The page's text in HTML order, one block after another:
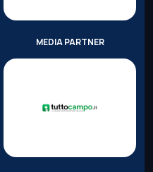
MEDIA PARTNER